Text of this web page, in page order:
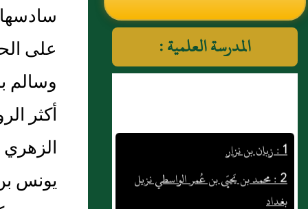
النووي رحمهم الله تعالى
المدرسة العلمية :
2 : محمد بن يَحيَى بن عُمر الواسطي نزيل
بغداد
3 : سيف بن عَبد الحميد بن محمود المعولي
على
وسالم
أكثر
يونس